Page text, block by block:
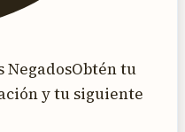
NegadosObtén tu
y tu siguiente